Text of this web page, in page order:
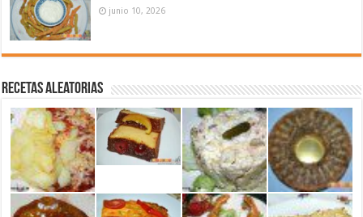
junio 10, 2026
Recetas aleatorias